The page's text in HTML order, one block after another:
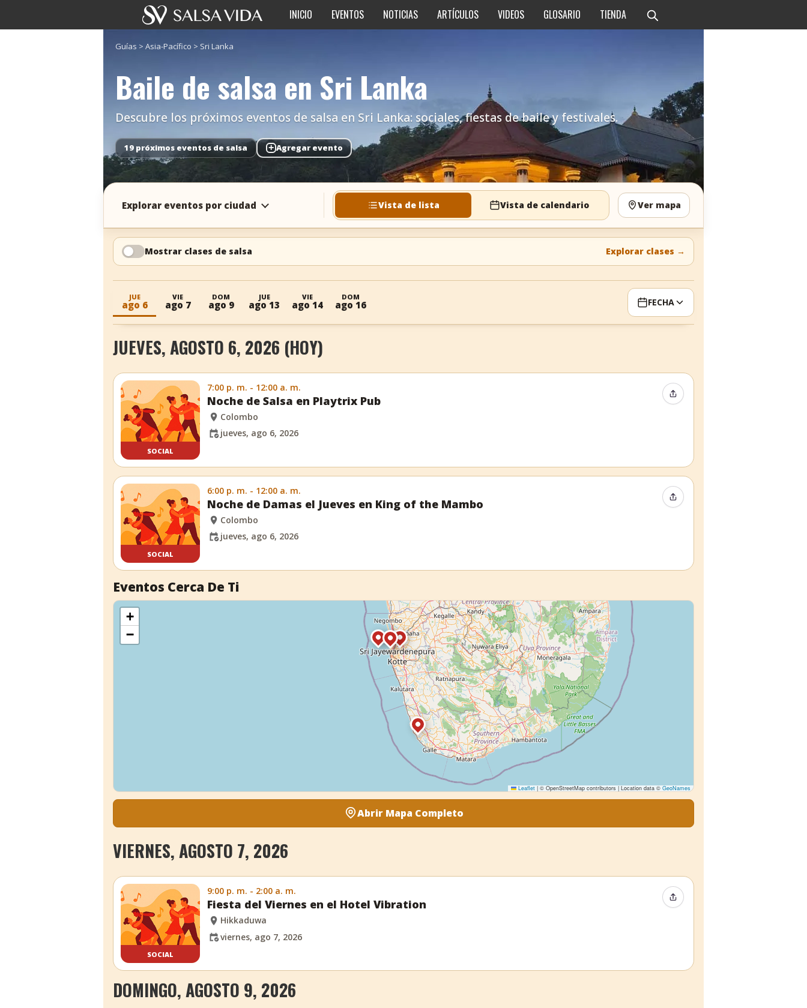
INICIO EVENTOS NOTICIAS ARTÍCULOS VIDEOS GLOSARIO TIENDA
Guías > Asia-Pacífico > Sri Lanka
Baile de salsa en Sri Lanka
Descubre los próximos eventos de salsa en Sri Lanka: sociales, fiestas de baile y festivales.
19 próximos eventos de salsa + Agregar evento
Explorar eventos por ciudad Vista de lista Vista de calendario Ver mapa
Mostrar clases de salsa Explorar clases →
JUE
ago 6
VIE
ago 7
DOM
ago 9
JUE
ago 13
VIE
ago 14
DOM
ago 16 FECHA
JUEVES, AGOSTO 6, 2026 (HOY)
SOCIAL
7:00 p. m. - 12:00 a. m.
Noche de Salsa en Playtrix Pub
Colombo
jueves, ago 6, 2026
Compartir evento
SOCIAL
6:00 p. m. - 12:00 a. m.
Noche de Damas el Jueves en King of the Mambo
Colombo
jueves, ago 6, 2026
Compartir evento
Eventos Cerca De Ti
+
−
Leaflet |© OpenStreetMap contributors | Location data ©GeoNames
Abrir Mapa Completo
VIERNES, AGOSTO 7, 2026
SOCIAL
9:00 p. m. - 2:00 a. m.
Fiesta del Viernes en el Hotel Vibration
Hikkaduwa
viernes, ago 7, 2026
Compartir evento
DOMINGO, AGOSTO 9, 2026